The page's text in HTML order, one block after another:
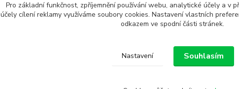
Pro základní funkčnost, zpříjemnění používání webu, analytické účely a v
účely cílení reklamy využíváme soubory cookies. Nastavení vlastních
odkazem ve spodní části stránek.
Nastavení Souhlasím